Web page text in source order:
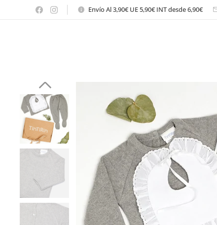
Envío Al 3,90€ UE 5,90€ INT desde 6,90€